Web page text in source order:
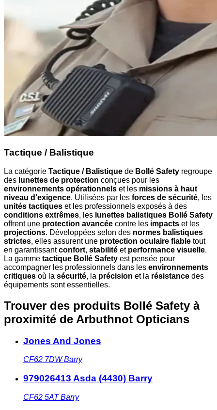
Tactique / Balistique
La catégorie Tactique / Balistique de Bollé Safety regroupe
des lunettes de protection conçues pour les
environnements opérationnels et les missions à haut
niveau d'exigence. Utilisées par les forces de sécurité, les
unités tactiques et les professionnels exposés à des
conditions extrêmes, les lunettes balistiques Bollé Safety
offrent une protection avancée contre les impacts et les
projections. Développées selon des normes balistiques
strictes, elles assurent une protection oculaire fiable tout
en garantissantconfort, stabilité et performance visuelle.
La gamme tactique Bollé Safety est pensée pour
accompagner les professionnels dans les environnements
critiques où la sécurité, la précision et la résistance des
équipements sont essentielles.
Trouver des produits Bollé Safety à
proximité de Arbuthnot Opticians
Jones And Jones
CF62 7DW Barry
979026413 Asda (4430) Barry
CF62 5AT Barry